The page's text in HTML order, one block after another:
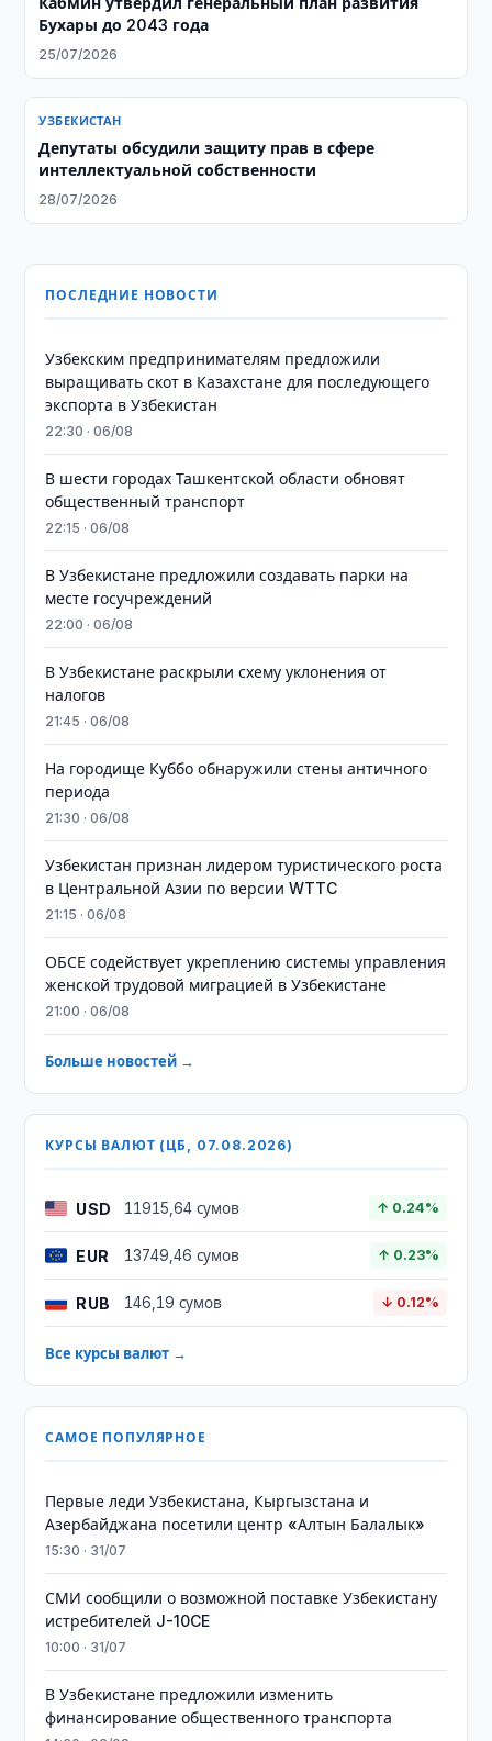
Бухары до 2043 года
25/07/2026
УЗБЕКИСТАН
Депутаты обсудили защиту прав в сфере
интеллектуальной собственности
28/07/2026
ПОСЛЕДНИЕ НОВОСТИ
Узбекским предпринимателям предложили
выращивать скот в Казахстане для последующего
экспорта в Узбекистан
22:30 · 06/08
В шести городах Ташкентской области обновят
общественный транспорт
22:15 · 06/08
В Узбекистане предложили создавать парки на
месте госучреждений
22:00 · 06/08
В Узбекистане раскрыли схему уклонения от
налогов
21:45 · 06/08
На городище Куббо обнаружили стены античного
периода
21:30 · 06/08
Узбекистан признан лидером туристического роста
в Центральной Азии по версии WTTC
21:15 · 06/08
ОБСЕ содействует укреплению системы управления
женской трудовой миграцией в Узбекистане
21:00 · 06/08
Больше новостей →
КУРСЫ ВАЛЮТ (ЦБ, 07.08.2026)
USD 11915,64 сумов ↑ 0.24%
EUR 13749,46 сумов ↑ 0.23%
RUB 146,19 сумов ↓ 0.12%
Все курсы валют →
САМОЕ ПОПУЛЯРНОЕ
Первые леди Узбекистана, Кыргызстана и
Азербайджана посетили центр «Алтын Балалык»
15:30 · 31/07
СМИ сообщили о возможной поставке Узбекистану
истребителей J-10CE
10:00 · 31/07
В Узбекистане предложили изменить
финансирование общественного транспорта